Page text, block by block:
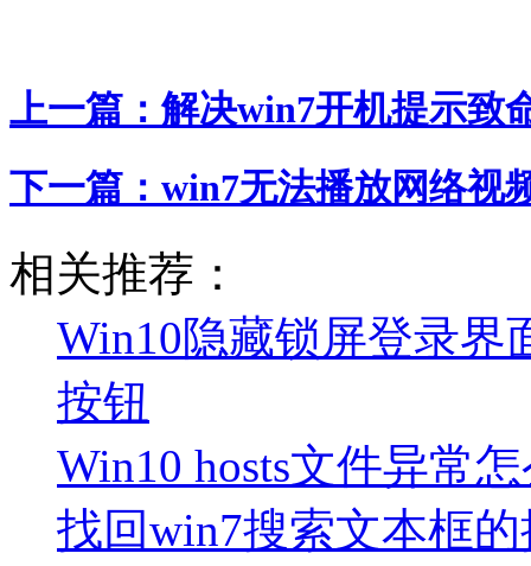
上一篇：解决win7开机提示致
下一篇： win7无法播放网络视
相关推荐：
Win10隐藏锁屏登录界
按钮
Win10 hosts文件异常
找回win7搜索文本框